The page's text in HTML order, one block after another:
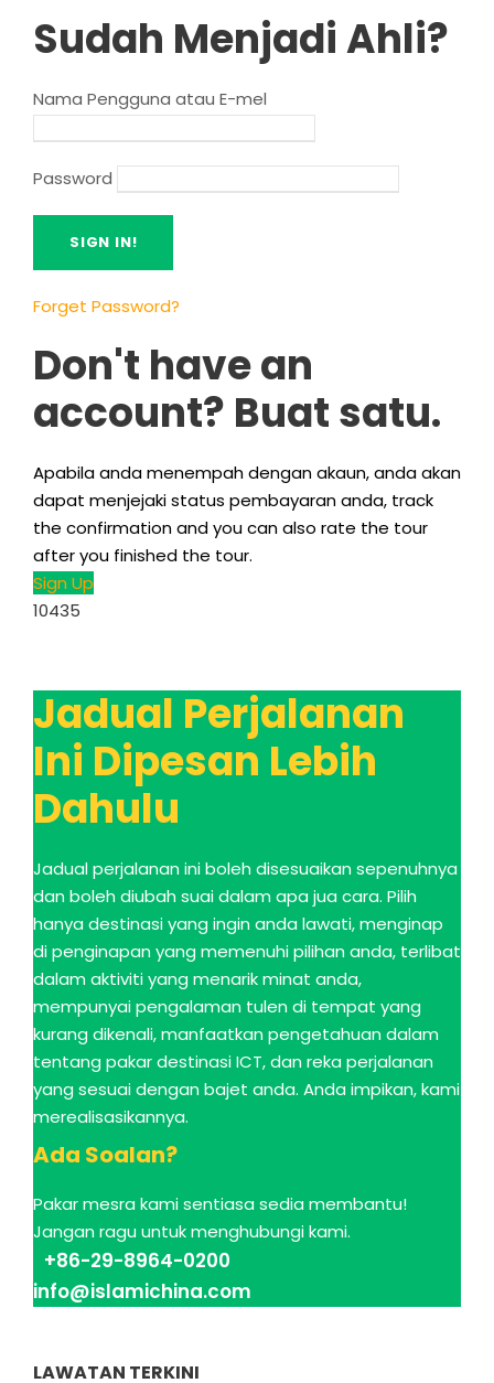
Sudah Menjadi Ahli?
Nama Pengguna atau E-mel
Password
Forget Password?
Don't have an
account? Buat satu.
Apabila anda menempah dengan akaun, anda akan
dapat menjejaki status pembayaran anda, track
the confirmation and you can also rate the tour
after you finished the tour.
Sign Up
10435
Jadual Perjalanan
Ini Dipesan Lebih
Dahulu
Jadual perjalanan ini boleh disesuaikan sepenuhnya
dan boleh diubah suai dalam apa jua cara. Pilih
hanya destinasi yang ingin anda lawati, menginap
di penginapan yang memenuhi pilihan anda, terlibat
dalam aktiviti yang menarik minat anda,
mempunyai pengalaman tulen di tempat yang
kurang dikenali, manfaatkan pengetahuan dalam
tentang pakar destinasi ICT, dan reka perjalanan
yang sesuai dengan bajet anda. Anda impikan, kami
merealisasikannya.
Ada Soalan?
Pakar mesra kami sentiasa sedia membantu!
Jangan ragu untuk menghubungi kami.
+86-29-8964-0200
info@islamichina.com
LAWATAN TERKINI